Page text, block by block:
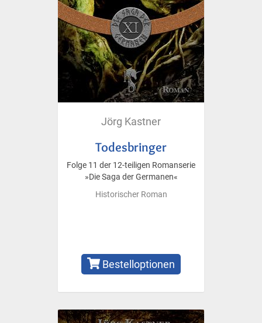
Jörg Kastner
Todesbringer
Folge 11 der 12-teiligen Romanserie
»Die Saga der Germanen«
Historischer Roman
Bestelloptionen